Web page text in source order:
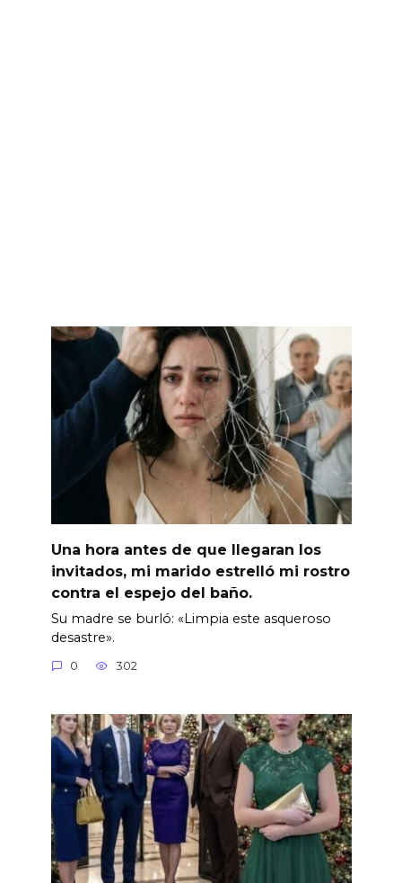
Una hora antes de que llegaran los
invitados, mi marido estrelló mi rostro
contra el espejo del baño.
Su madre se burló: «Limpia este asqueroso
desastre».
0 302